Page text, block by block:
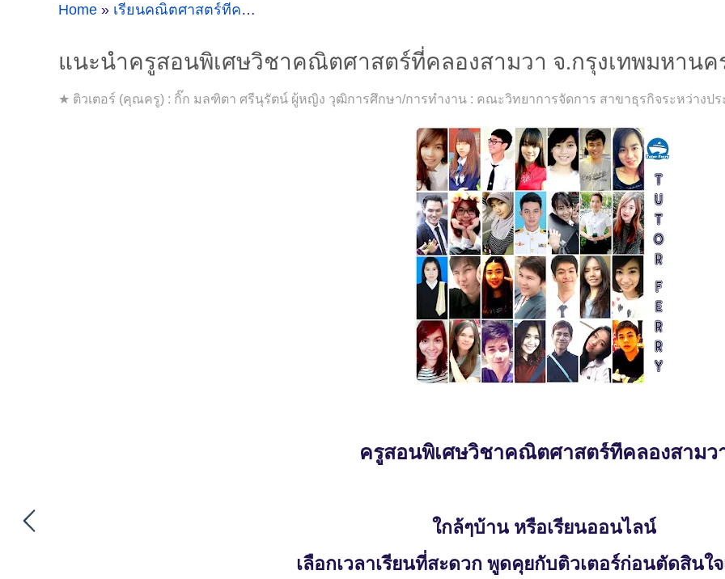
Home » เรียนคณิตศาสตร์ที่คลองสามวา
แนะนำครูสอนพิเศษวิชาคณิตศาสตร์ที่คลองสามวา จ.กรุงเทพมหานคร
★ ติวเตอร์ (คุณครู) : กิ๊ก มลฑิตา ศรีนุรัตน์ ผู้หญิง วุฒิการศึกษา/การทำงาน : คณะวิทยาการจัดการ สาขาธุรกิจระหว่างปร
ครูสอนพิเศษวิชาคณิตศาสตร์ที่คลองสามว
ใกล้ๆบ้าน หรือเรียนออนไลน์
เลือกเวลาเรียนที่สะดวก พูดคุยกับติวเตอร์ก่อนตัดสินใจ